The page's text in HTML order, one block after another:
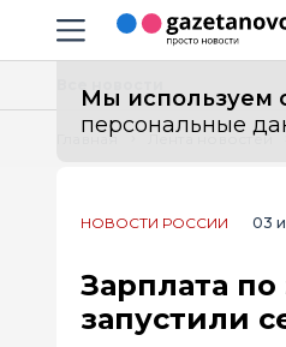
Навигация сайта
Мы используем
персональные
Главная Лента новостей
НОВОСТИ РОССИИ 03
Зарплата
запустили